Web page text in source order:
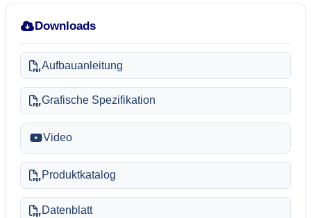
Downloads
Aufbauanleitung
Grafische Spezifikation
Video
Produktkatalog
Datenblatt